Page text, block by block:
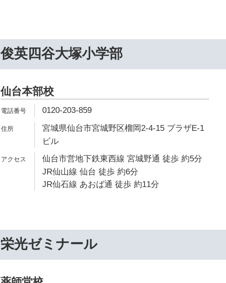
俊英四谷大塚小学部
仙台本部校
0120-203-859
宮城県仙台市宮城野区榴岡2-4-15 プラザE-1
ビル
仙台市営地下鉄東西線 宮城野通 徒歩 約5分
JR仙山線 仙台 徒歩 約6分
JR仙石線 あおば通 徒歩 約11分
栄光ゼミナール